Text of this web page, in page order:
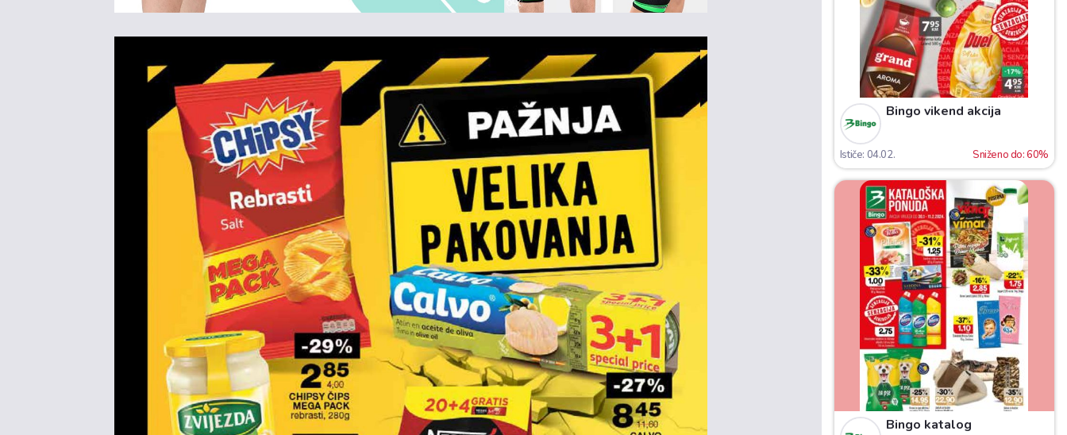
Bingo vikend akcija
Ističe: 04.02. Sniženo do: 60%
Bingo katalog